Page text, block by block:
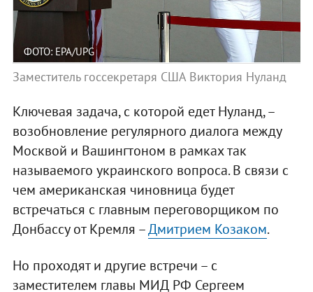
ФОТО: EPA/UPG
Заместитель госсекретаря США Виктория Нуланд
Ключевая задача, с которой едет Нуланд, –
возобновление регулярного диалога между
Москвой и Вашингтоном в рамках так
называемого украинского вопроса. В связи с
чем американская чиновница будет
встречаться с главным переговорщиком по
Донбассу от Кремля –Дмитрием Козаком.
Но проходят и другие встречи – с
заместителем главы МИД РФ Сергеем